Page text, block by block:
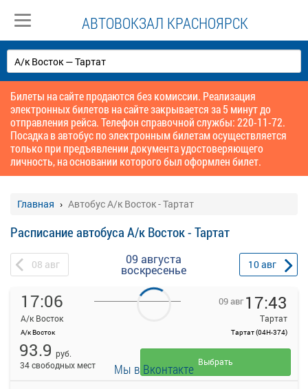
АВТОВОКЗАЛ КРАСНОЯРСК
Билеты на сайте продаются без комиссии. Реализация
электронных билетов на сайте закрывается за 5 минут до
отправления рейса. Телефон справочной службы: 220-11-72.
Посадка в автобус по электронным билетам осуществляется
только при предъявлении документа удостоверяющего
личность, на основании которого был оформлен билет.
Главная Автобус А/к Восток - Тартат
Расписание автобуса А/к Восток - Тартат
08 авг 09 августа
воскресенье 10авг
17:06
А/к Восток
А/к Восток
09 авг 17:43
Тартат
Тартат (04Н-374)
93.9 руб.
34 свободных мест
Выбрать
Мы в Вконтакте